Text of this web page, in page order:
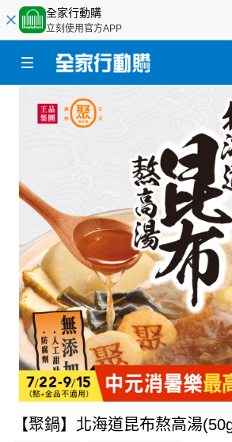
全家行動購
立刻使用官方APP
【聚鍋】北海道昆布熬高湯